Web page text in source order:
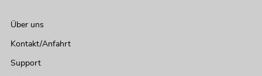
Über uns
Kontakt/Anfahrt
Support